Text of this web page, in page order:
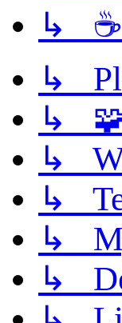
↳ ☕
↳
↳ 🧩
↳
↳
↳
↳